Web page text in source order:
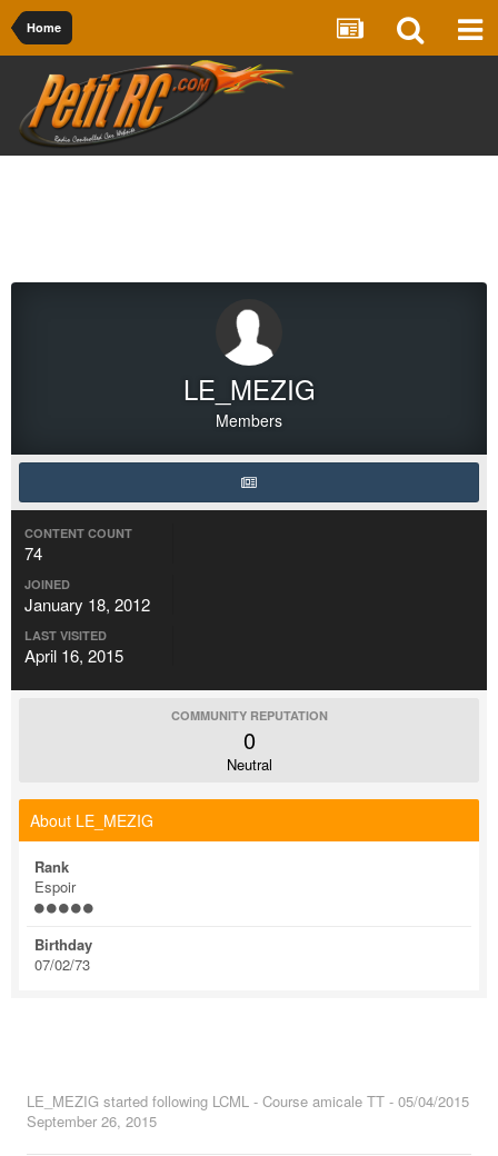
Home
LE_MEZIG
Members
CONTENT COUNT
74
JOINED
January 18, 2012
LAST VISITED
April 16, 2015
COMMUNITY REPUTATION
0
Neutral
About LE_MEZIG
Rank
Espoir
Birthday
07/02/73
LE_MEZIG started following LCML - Course amicale TT - 05/04/2015
September 26, 2015